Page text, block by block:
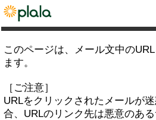
このページは、メール文中の
ます。
［ご注意］
URLをクリックされたメールが
合、URLのリンク先は悪意のあ